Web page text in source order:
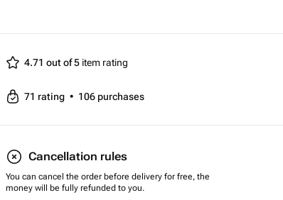
4.71 out of 5 item rating
71 rating • 106 purchases
Cancellation rules
You can cancel the order before delivery for free, the
money will be fully refunded to you.